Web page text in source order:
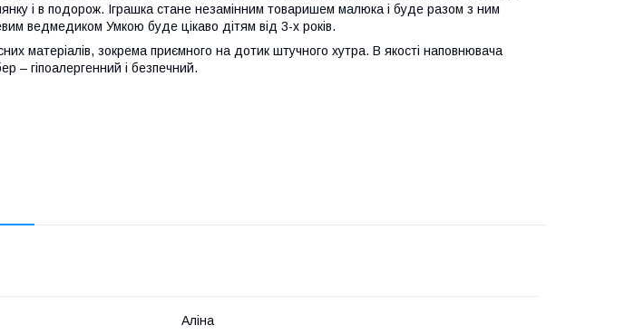
і в подорож. Іграшка стане незамінним товаришем малюка і буде разом з ним
ведмедиком Умкою буде цікаво дітям від 3-х років.
матеріалів, зокрема приємного на дотик штучного хутра. В якості наповнювача
– гіпоалергенний і безпечний.
Аліна